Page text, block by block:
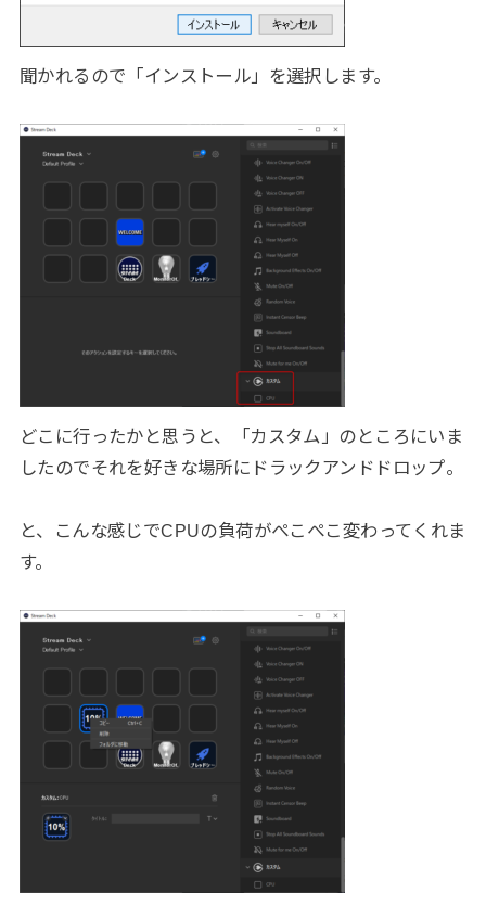
聞かれるので「インストール」を選択します。
どこに行ったかと思うと、「カスタム」のところにいま
したのでそれを好きな場所にドラックアンドドロップ。
と、こんな感じでCPUの負荷がぺこぺこ変わってくれま
す。